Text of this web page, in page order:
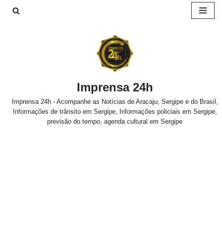
Imprensa 24h
Imprensa 24h - Acompanhe as Notícias de Aracaju, Sergipe e do Brasil,
Informações de trânsito em Sergipe, Informações policiais em Sergipe,
previsão do tempo, agenda cultural em Sergipe